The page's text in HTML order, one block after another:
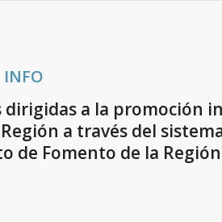
INFO
dirigidas a la promoción
a través del
de Fomento de la